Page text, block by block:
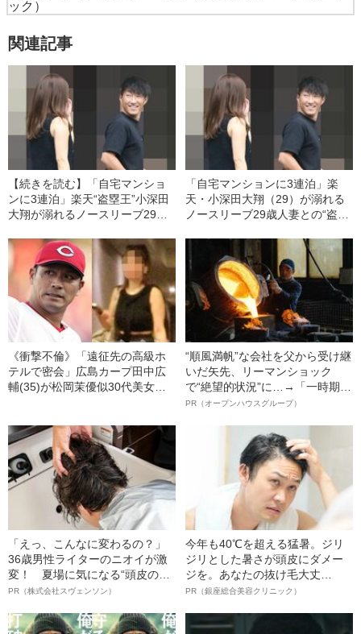
ック）
関連記事
【続きを読む】「自宅マンショ
ンに3連泊」楽天“盗塁王”小深田
大翔が溺れるノースリーブ29歳
撮》
「自宅マンションに3連泊」楽
天・小深田大翔（29）が溺れる
ノースリーブ29歳人妻との“盗塁
《衝撃不倫》「遠征先の高級ホ
テルで密会」広島カープ田中広
輔(35)が松岡茉優似30代美女と
ウスを羽織った女性の正体
は？」
“順風満帆”な会社を父から受け継
いだ矢先、リーマンショック
で“絶望的状況”に…→「一時期は
納品3年待ち」のヒット商品を生
明かす、“逆転の戦術”
PR（オープンハウスグループ）
「えっ、こんなに変わるの？」
36歳男性ライターのニオイが激
変！ 夏場に気になる“頭皮のニ
オイ”や“ベタつき”を解消す
ト”が生み出した徹底ケアとは
PR（株式会社スヴェンソン）
今年も40℃を超える猛暑。ジリ
ジリとした暑さが頭皮にダメー
ジを。あなたの抜け毛大丈
夫！？
PR（銀座総合美容クリニック）